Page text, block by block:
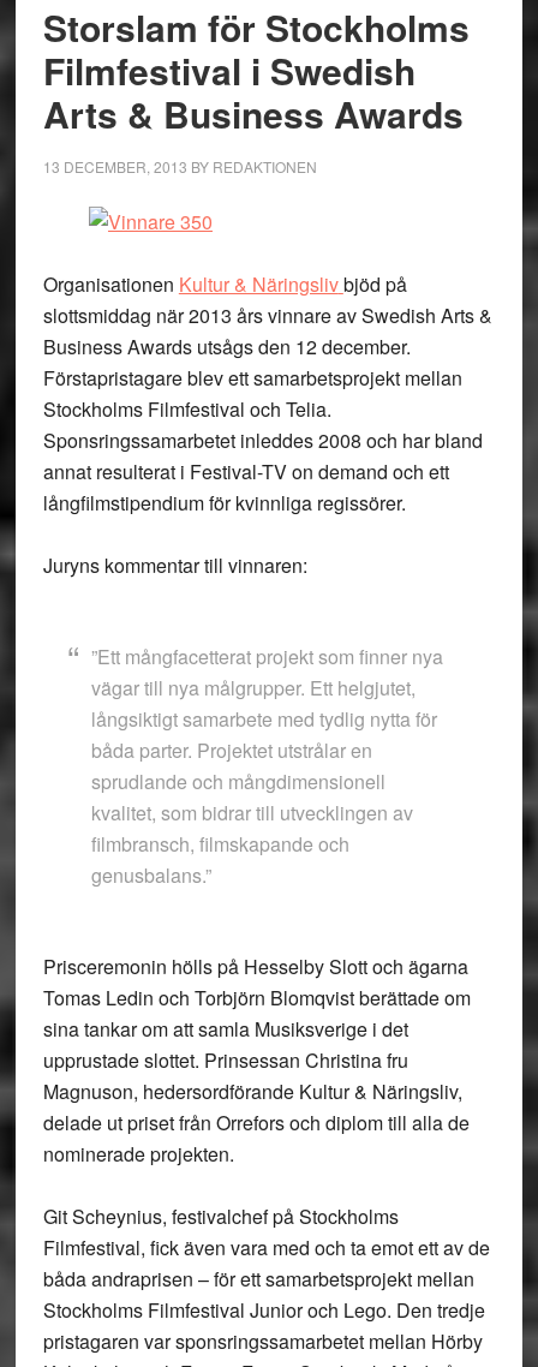
Storslam för Stockholms
Filmfestival i Swedish
Arts & Business Awards
13 DECEMBER, 2013 BY REDAKTIONEN
Organisationen Kultur & Näringslivbjöd på
slottsmiddag när 2013 års vinnare av Swedish Arts &
Business Awards utsågs den 12 december.
Förstapristagare blev ett samarbetsprojekt mellan
Stockholms Filmfestival och Telia.
Sponsringssamarbetet inleddes 2008 och har bland
annat resulterat i Festival-TV on demand och ett
långfilmstipendium för kvinnliga regissörer.
Juryns kommentar till vinnaren:
”Ett mångfacetterat projekt som finner nya
vägar till nya målgrupper. Ett helgjutet,
långsiktigt samarbete med tydlig nytta för
båda parter. Projektet utstrålar en
sprudlande och mångdimensionell
kvalitet, som bidrar till utvecklingen av
filmbransch, filmskapande och
genusbalans.”
Prisceremonin hölls på Hesselby Slott och ägarna
Tomas Ledin och Torbjörn Blomqvist berättade om
sina tankar om att samla Musiksverige i det
upprustade slottet. Prinsessan Christina fru
Magnuson, hedersordförande Kultur & Näringsliv,
delade ut priset från Orrefors och diplom till alla de
nominerade projekten.
Git Scheynius, festivalchef på Stockholms
Filmfestival, fick även vara med och ta emot ett av de
båda andraprisen – för ett samarbetsprojekt mellan
Stockholms Filmfestival Junior och Lego. Den tredje
pristagaren var sponsringssamarbetet mellan Hörby